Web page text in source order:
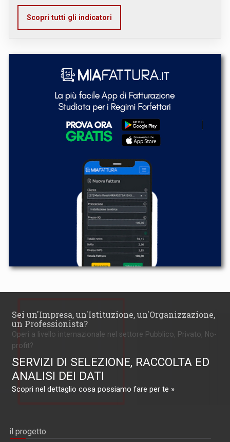
Scopri tutti gli indicatori
Sei un'Impresa, un'Istituzione, un'Organizzazione,
un Professionista?
Operi a livello internazionale nel settore Pubblico, Privato, No-
profit?
SERVIZI DI SELEZIONE, RACCOLTA ED
ANALISI DEI DATI
Scopri nel dettaglio cosa possiamo fare per te »
il progetto